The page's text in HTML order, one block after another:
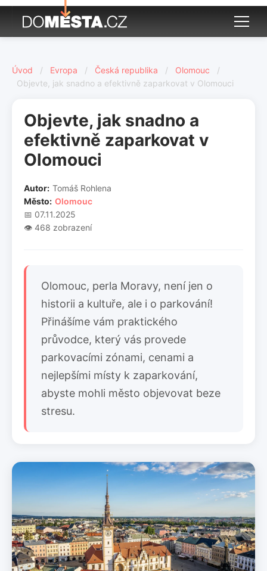
Úvod / Evropa / Česká republika / Olomouc
/
Objevte, jak snadno a efektivně zaparkovat v Olomouci
Objevte, jak snadno a
efektivně zaparkovat v
Olomouci
Autor: Tomáš Rohlena
Město: Olomouc
📅 07.11.2025
👁️ 468 zobrazení
Olomouc, perla Moravy, není jen o
historii a kultuře, ale i o parkování!
Přinášíme vám praktického
průvodce, který vás provede
parkovacími zónami, cenami a
nejlepšími místy k zaparkování,
abyste mohli město objevovat beze
stresu.